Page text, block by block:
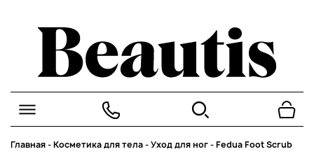
Главная-Косметика для тела-Уход для ног-Fedua Foot Scrub